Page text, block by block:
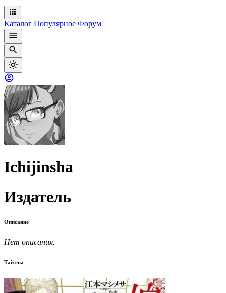
Каталог Популярное Форум
Ichijinsha
Издатель
Описание
Нет описания.
Тайтлы